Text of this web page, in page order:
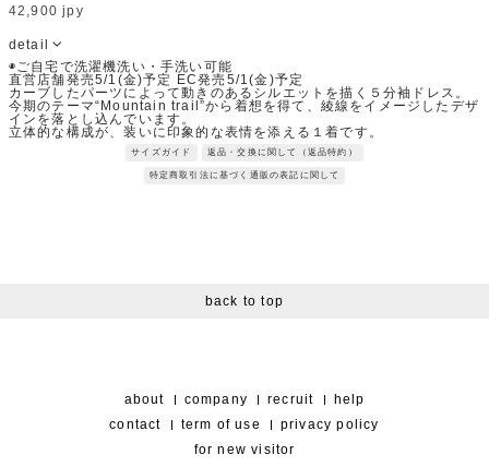
42,900 jpy
detail
◉ご自宅で洗濯機洗い・手洗い可能
直営店舗発売5/1(金)予定 EC発売5/1(金)予定
カーブしたパーツによって動きのあるシルエットを描く５分袖ドレス。
今期のテーマ“Mountain trail”から着想を得て、綾線をイメージしたデザ
インを落とし込んでいます。
立体的な構成が、装いに印象的な表情を添える１着です。
Fabric：軽量ナイロン素材に撥水加工が施してある。
スポーティな素材でありながら、ナチュラルな表情に仕上げているので
シワになりにくく、イージーケア性に富んだ素材。
サイズガイド 返品・交換に関して（返品特約）
特定商取引法に基づく通販の表記に関して
back to top
about company recruit
help
contact
term of use
privacy policy
for new visitor